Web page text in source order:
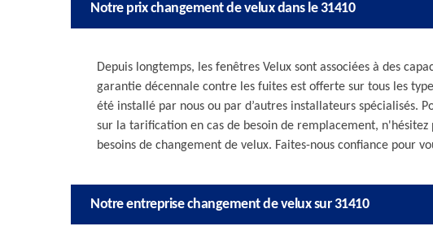
Notre prix changement de velux dans le 31410
Depuis longtemps, les fenêtres Velux sont associées à des
garantie décennale contre les fuites est offerte sur tous les
été installé par nous ou par d’autres installateurs spécialisés.
sur la tarification en cas de besoin de remplacement, n'hésitez
besoins de changement de velux. Faites-nous confiance pour
Notre entreprise changement de velux sur 31410